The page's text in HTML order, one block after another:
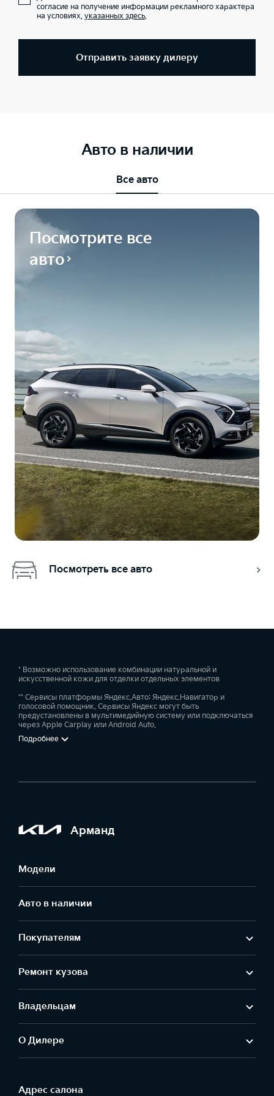
согласие на получение информации рекламного характера
на условиях, указанных здесь.
Отправить заявку дилеру
Авто в наличии
Все авто
Посмотрите все
авто
Посмотреть все авто
* Возможно использование комбинации натуральной и
искусственной кожи для отделки отдельных элементов
** Сервисы платформы Яндекс.Авто: Яндекс.Навигатор и
голосовой помощник. Сервисы Яндекс могут быть
предустановлены в мультимедийную систему или подключаться
через Apple Carplay или Android Auto.
Подробнее
Арманд
Модели
Авто в наличии
Покупателям
Ремонт кузова
Владельцам
О Дилере
Адрес салонa